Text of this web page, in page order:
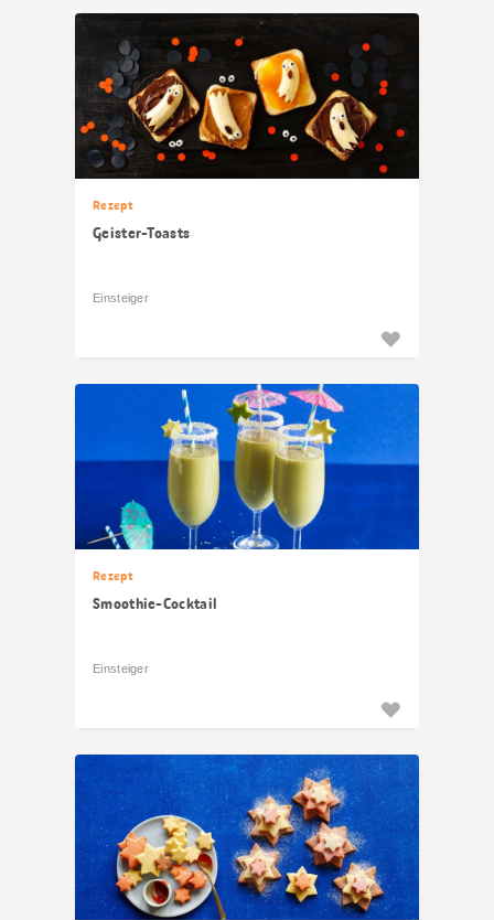
Rezept
Geister-Toasts
Einsteiger
Rezept
Smoothie-Cocktail
Einsteiger